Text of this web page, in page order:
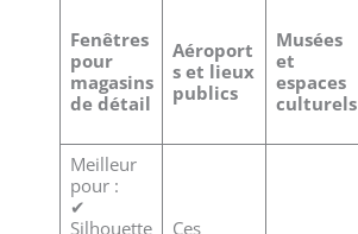
Fenêtres
pour
magasins
de détail
Aéroport
s et lieux
publics
Musées
et
espaces
culturels
Meilleur
pour :
✔
Silhouette
Ces